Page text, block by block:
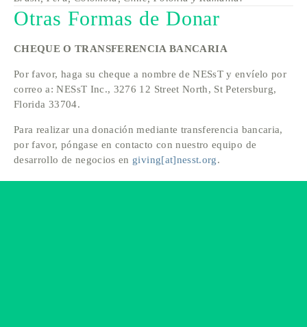
Otras Formas de Donar
CHEQUE O TRANSFERENCIA BANCARIA
Por favor, haga su cheque a nombre de NESsT y envíelo por
correo a: NESsT Inc., 3276 12 Street North, St Petersburg,
Florida 33704.
Para realizar una donación mediante transferencia bancaria,
por favor, póngase en contacto con nuestro equipo de
desarrollo de negocios en giving[at]nesst.org.